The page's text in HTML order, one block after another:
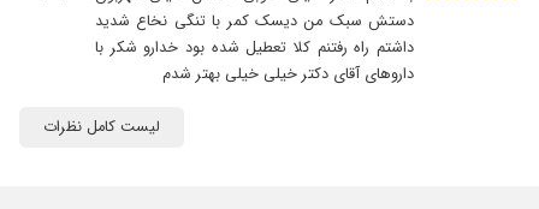
دستش سبک من دیسک کمر با تنگی نخاع شدید
داشتم راه رفتنم کلا تعطیل شده بود خدارو شکر با
داروهای آقای دکتر خیلی خیلی بهتر شدم
لیست کامل نظرات